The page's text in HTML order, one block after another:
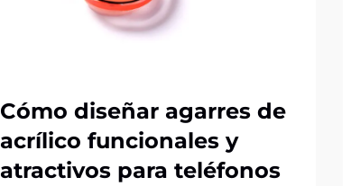
Cómo diseñar agarres de
acrílico funcionales y
atractivos para teléfonos